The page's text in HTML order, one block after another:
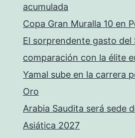
acumulada
Copa Gran Muralla 10 en
El sorprendente gasto del
comparación con la élite
Yamal sube en la carrera
Oro
Arabia Saudita será sede
Asiática 2027